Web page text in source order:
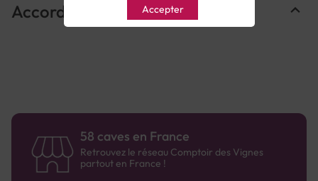
Accords Mets & Vins
58 caves en France
Retrouvez le réseau Comptoir des Vignes
partout en France !
Accepter